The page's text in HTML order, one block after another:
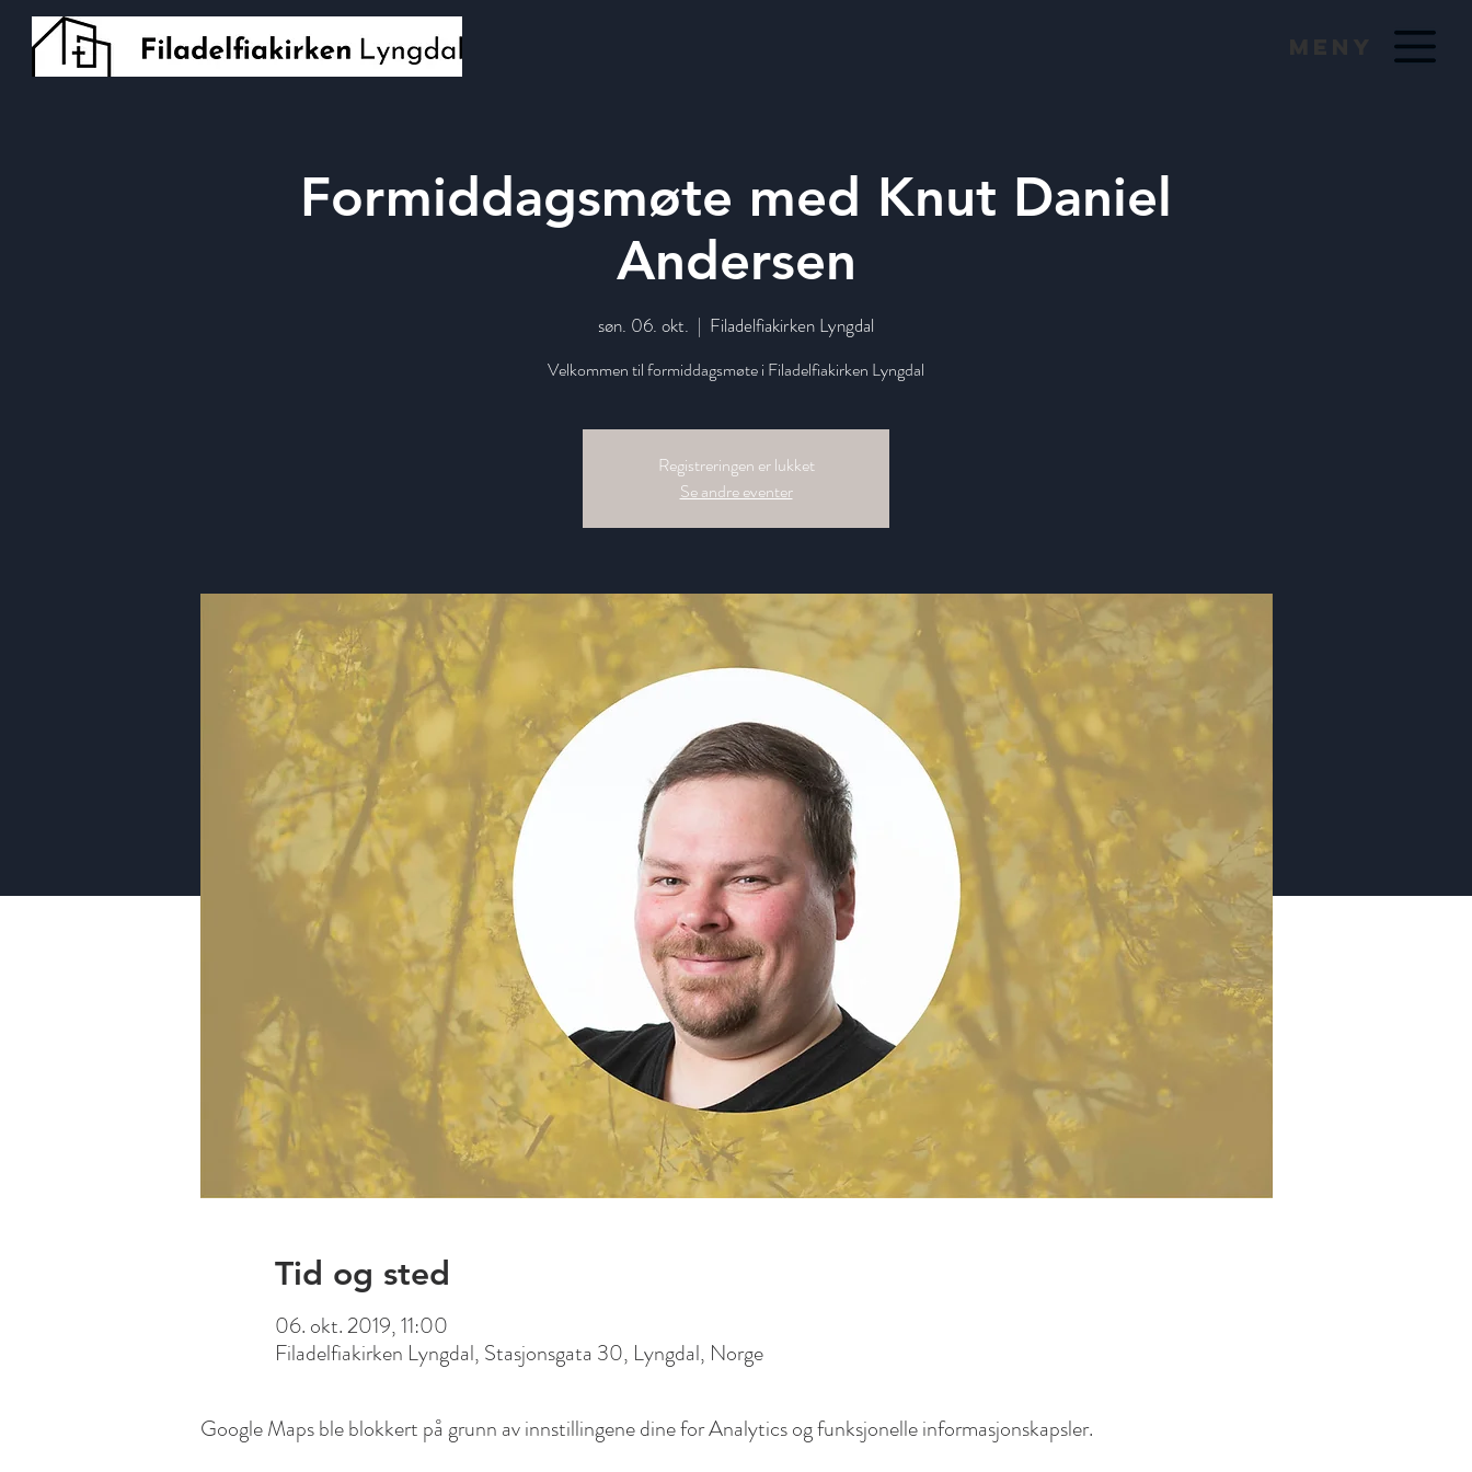
Meny
Formiddagsmøte med Knut Daniel
Andersen
søn. 06. okt.
  |
Filadelfiakirken Lyngdal
Velkommen til formiddagsmøte i Filadelfiakirken Lyngdal
Registreringen er lukket
Se andre eventer
Tid og sted
06. okt. 2019, 11:00
Filadelfiakirken Lyngdal, Stasjonsgata 30, Lyngdal, Norge
Google Maps ble blokkert på grunn av innstillingene dine for Analytics og funksjonelle informasjonskapsler.